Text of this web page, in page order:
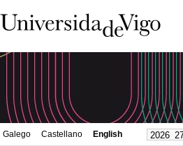
Galego Castellano English